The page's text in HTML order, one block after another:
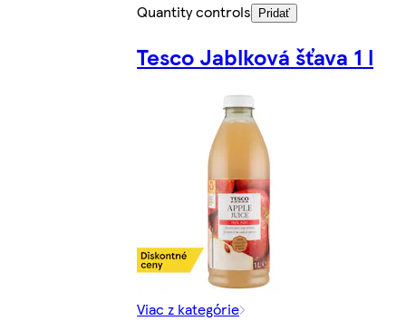
Quantity controls
Pridať
Tesco Jablková šťava 1 l
Viac z kategórie